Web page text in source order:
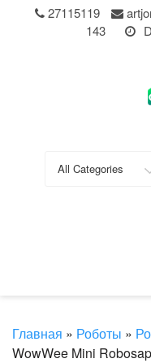
27115119
143
Главная » Роботы »
WowWee Mini